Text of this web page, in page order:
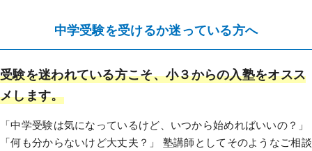
中学受験を受けるか迷っている方へ
受験を迷われている方こそ、小３からの入塾をオスス
メします。
「中学受験は気になっているけど、いつから始めればいいの？」
「何も分からないけど大丈夫？」 塾講師としてそのようなご相談